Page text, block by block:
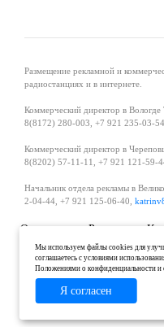
Размещение рекламной и
радиостанциях и в интернете.
Коммерческий директор в Вологде
8(8172) 280-003, +7 921 235-03-54,
Коммерческий директор в
8(8202) 57-11-11, +7 921 121-59-
Начальник отдела рекламы в
2-04-44, +7 921 125-06-40,
О проекте Реклама
Политика в области
Мы используем файлы cookies для
соглашаетесь с условиями
Положениями о конфиденциальности
Я согласен